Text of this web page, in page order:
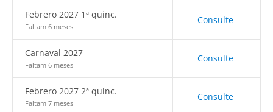
Febrero 2027 1ª quinc.
Faltam 6 meses
Consulte
Carnaval 2027
Faltam 6 meses
Consulte
Febrero 2027 2ª quinc.
Faltam 7 meses
Consulte